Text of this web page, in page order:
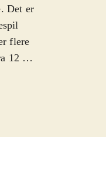
Det er
flere
12 år.
nu
at det